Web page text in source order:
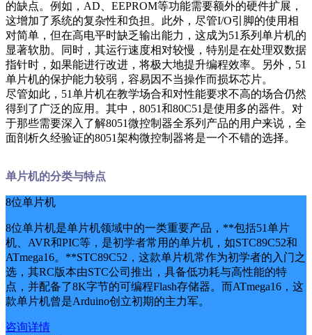
的缺点。例如，AD、EEPROM等功能需要额外的硬件扩展，
这增加了系统的复杂性和负担。此外，尽管I/O引脚的使用相
对简单，但在高电平时缺乏输出能力，这成为51系列单片机的
显著软肋。同时，其运行速度相对较慢，特别是在处理双数据
指针时，如果能进行改进，将极大地提升编程效率。另外，51
单片机的保护能力较弱，容易因不当操作而损坏芯片。
尽管如此，51单片机在教学场合和对性能要求不高的场合仍然
得到了广泛的应用。其中，8051和80C51是使用多的器件。对
于那些需要深入了解8051微控制器全系列产品的用户来说，全
面剖析久经验证的8051架构微控制器将是一个不错的选择。
单片机的分类与特点
8位单片机
8位单片机是单片机领域中的一类重要产品，**包括51单片
机、AVR和PIC等，是初学者常用的单片机，如STC89C52和
ATmega16。**STC89C52，这款单片机常作为初学者的入门之
选，其RC版本由STC公司推出，具备低功耗与高性能的特
点，并配备了8K字节的可编程Flash存储器。而ATmega16，这
款单片机曾是Arduino创立初期的主力军。
咨询详情